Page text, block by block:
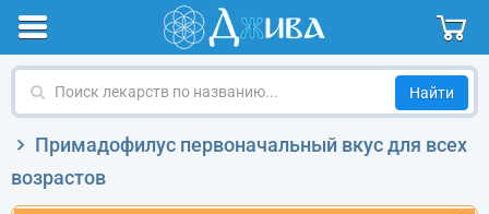
Поиск
названию
Примадофилус первоначальный вкус для всех
возрастов